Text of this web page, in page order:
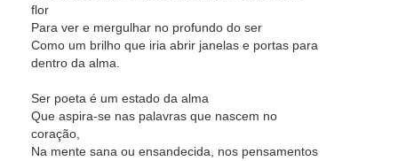
flor
Para ver e mergulhar no profundo do ser
Como um brilho que iria abrir janelas e portas para
dentro da alma.
Ser poeta é um estado da alma
Que aspira-se nas palavras que nascem no
coração,
Na mente sana ou ensandecida, nos pensamentos